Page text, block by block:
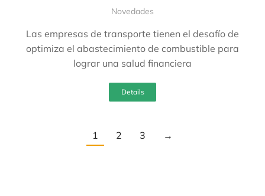
Novedades
Las empresas de transporte tienen el desafío de
optimiza el abastecimiento de combustible para
lograr una salud financiera
Details
1 2 3 →